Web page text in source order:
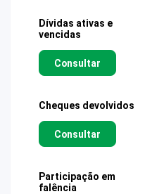
Dívidas ativas e
vencidas
Consultar
Cheques devolvidos
Consultar
Participação em
falência